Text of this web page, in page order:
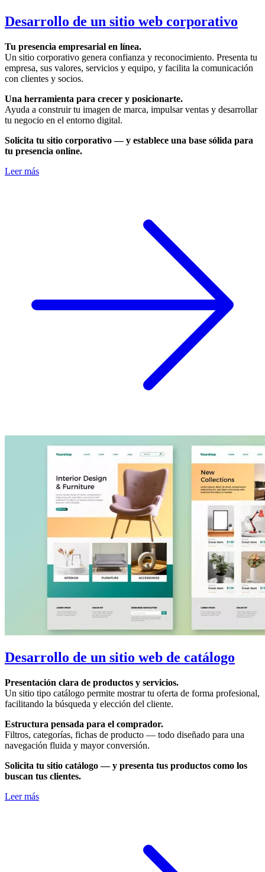
Desarrollo de un sitio web corporativo
Tu presencia empresarial en línea.
Un sitio corporativo genera confianza y reconocimiento. Presenta tu
empresa, sus valores, servicios y equipo, y facilita la comunicación
con clientes y socios.
Una herramienta para crecer y posicionarte.
Ayuda a construir tu imagen de marca, impulsar ventas y desarrollar
tu negocio en el entorno digital.
Solicita tu sitio corporativo — y establece una base sólida para
tu presencia online.
Leer más
Desarrollo de un sitio web de catálogo
Presentación clara de productos y servicios.
Un sitio tipo catálogo permite mostrar tu oferta de forma profesional,
facilitando la búsqueda y elección del cliente.
Estructura pensada para el comprador.
Filtros, categorías, fichas de producto — todo diseñado para una
navegación fluida y mayor conversión.
Solicita tu sitio catálogo — y presenta tus productos como los
buscan tus clientes.
Leer más